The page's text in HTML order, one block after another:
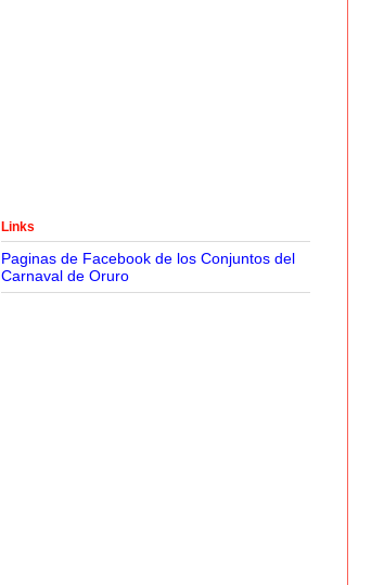
Links
Paginas de Facebook de los Conjuntos del
Carnaval de Oruro